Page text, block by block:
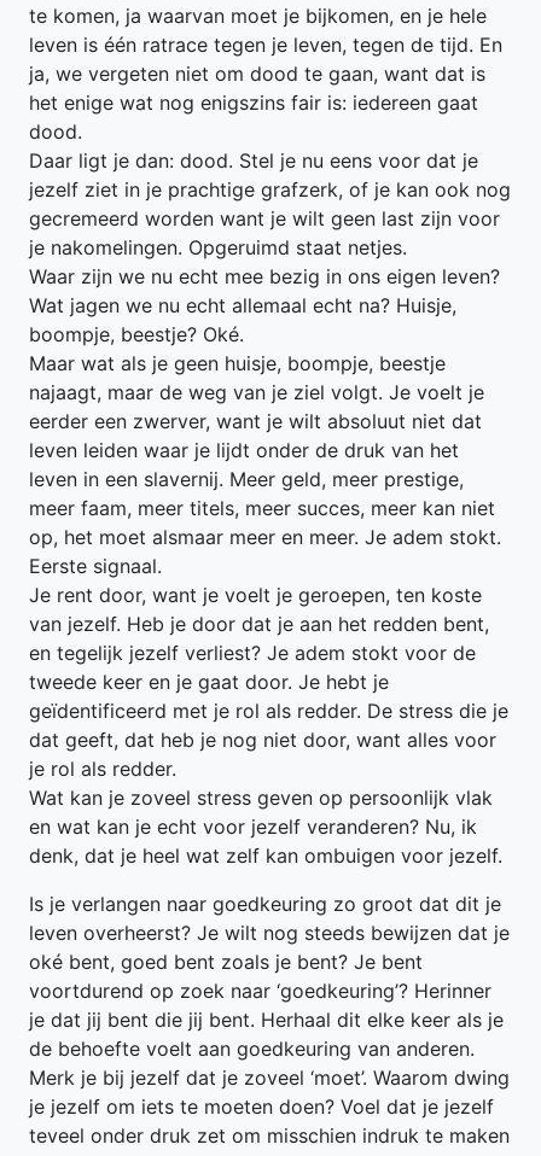
te komen, ja waarvan moet je bijkomen, en je hele
leven is één ratrace tegen je leven, tegen de tijd. En
ja, we vergeten niet om dood te gaan, want dat is
het enige wat nog enigszins fair is: iedereen gaat
dood.
Daar ligt je dan: dood. Stel je nu eens voor dat je
jezelf ziet in je prachtige grafzerk, of je kan ook nog
gecremeerd worden want je wilt geen last zijn voor
je nakomelingen. Opgeruimd staat netjes.
Waar zijn we nu echt mee bezig in ons eigen leven?
Wat jagen we nu echt allemaal echt na? Huisje,
boompje, beestje? Oké.
Maar wat als je geen huisje, boompje, beestje
najaagt, maar de weg van je ziel volgt. Je voelt je
eerder een zwerver, want je wilt absoluut niet dat
leven leiden waar je lijdt onder de druk van het
leven in een slavernij. Meer geld, meer prestige,
meer faam, meer titels, meer succes, meer kan niet
op, het moet alsmaar meer en meer. Je adem stokt.
Eerste signaal.
Je rent door, want je voelt je geroepen, ten koste
van jezelf. Heb je door dat je aan het redden bent,
en tegelijk jezelf verliest? Je adem stokt voor de
tweede keer en je gaat door. Je hebt je
geïdentificeerd met je rol als redder. De stress die je
dat geeft, dat heb je nog niet door, want alles voor
je rol als redder.
Wat kan je zoveel stress geven op persoonlijk vlak
en wat kan je echt voor jezelf veranderen? Nu, ik
denk, dat je heel wat zelf kan ombuigen voor jezelf.
Is je verlangen naar goedkeuring zo groot dat dit je
leven overheerst? Je wilt nog steeds bewijzen dat je
oké bent, goed bent zoals je bent? Je bent
voortdurend op zoek naar ‘goedkeuring’? Herinner
je dat jij bent die jij bent. Herhaal dit elke keer als je
de behoefte voelt aan goedkeuring van anderen.
Merk je bij jezelf dat je zoveel ‘moet’. Waarom dwing
je jezelf om iets te moeten doen? Voel dat je jezelf
teveel onder druk zet om misschien indruk te maken